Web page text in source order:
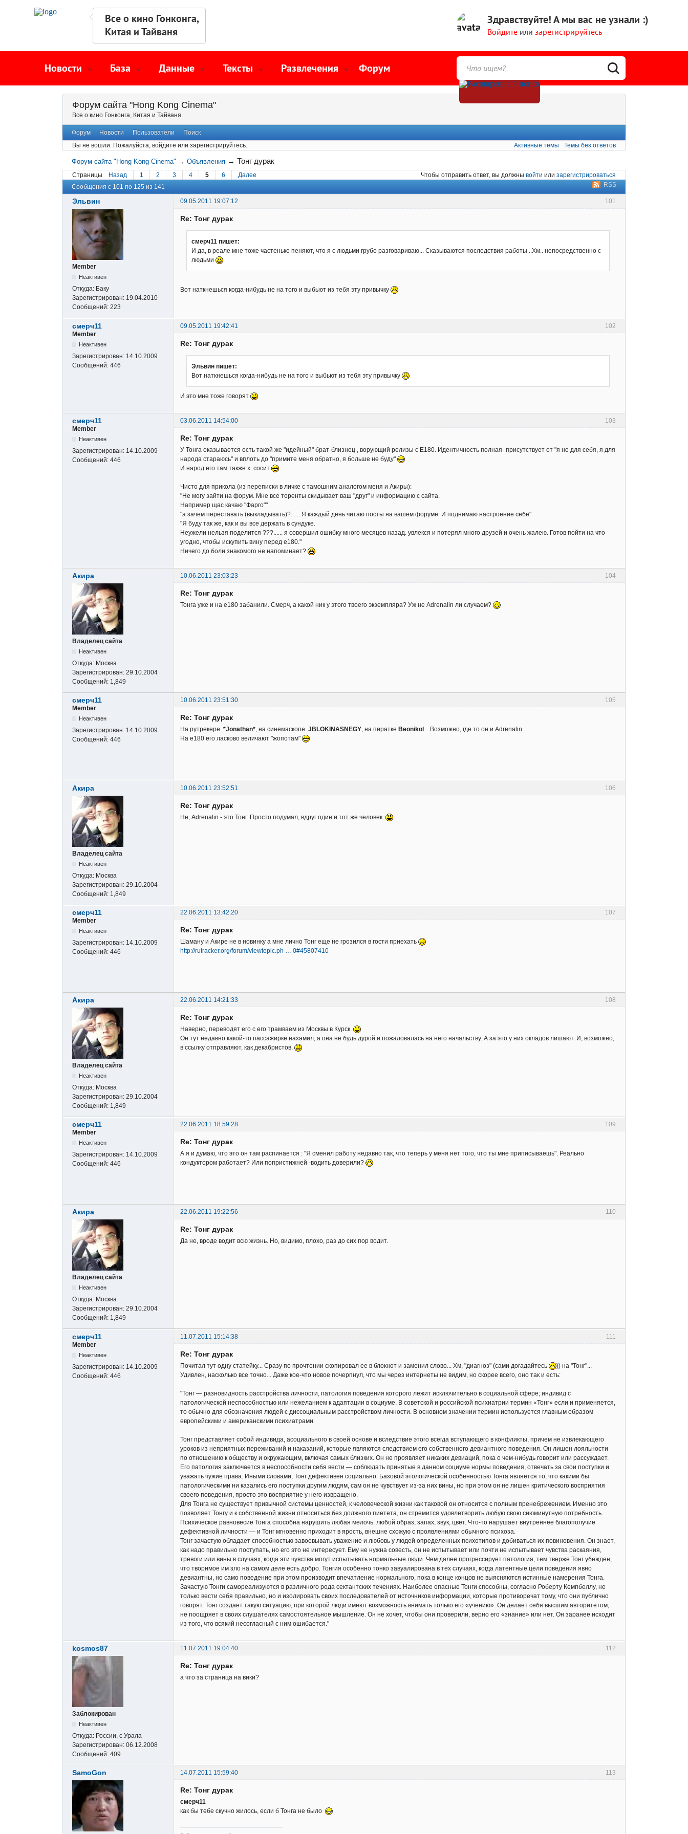
Все о кино Гонконга,
Китая и Тайваня
Здравствуйте!А мы вас не узнали :)
Войдите или зарегистрируйтесь
Новости База Данные Тексты Развлечения Форум
Форум сайта "Hong Kong Cinema"
Все о кино Гонконга, Китая и Тайваня
Форум Новости Пользователи
Поиск
Вы не вошли. Пожалуйста, войдите или зарегистрируйтесь. Активные темы Темы без ответов
Форум сайта "Hong Kong Cinema" →Объявления →Тонг дурак
Страницы Назад 1 2 3 4 5 6 Далее Чтобы отправить ответ, вы должны войти или зарегистрироваться
RSS
Сообщения с 101 по 125 из 141
101
Эльвин 09.05.2011 19:07:12
Member
Неактивен
Откуда: Баку
Зарегистрирован: 19.04.2010
Сообщений: 223
Re: Тонг дурак
смерч11 пишет:
И да, в реале мне тоже частенько пеняют, что я с людьми грубо разговариваю... Сказываются последствия работы ..Хм.. непосредственно с
людьми
Вот наткнешься когда-нибудь не на того и выбьют из тебя эту привычку
102
смерч11
09.05.2011 19:42:41
Member
Неактивен
Зарегистрирован: 14.10.2009
Сообщений: 446
Re: Тонг дурак
Эльвин пишет:
Вот наткнешься когда-нибудь не на того и выбьют из тебя эту привычку
И это мне тоже говорят
103
смерч11
03.06.2011 14:54:00
Member
Неактивен
Зарегистрирован: 14.10.2009
Сообщений: 446
Re: Тонг дурак
У Тонга оказывается есть такой же "идейный" брат-близнец , ворующий релизы с Е180. Идентичность полная- присутствует от "я не для себя, я для
народа стараюсь" и вплоть до "примите меня обратно, я больше не буду"
И народ его там также х..сосит
Чисто для прикола (из переписки в личке с тамошним аналогом меня и Акиры):
"Не могу зайти на форум. Мне все торенты скидывает ваш "друг" и информацию с сайта.
Например щас качаю "Фарго""
"а зачем переставать (выкладывать)?.......Я каждый день читаю посты на вашем форуме. И поднимаю настроение себе"
"Я буду так же, как и вы все держать в сундуке.
Неужели нельзя поделится ???...... я совершил ошибку много месяцев назад. увлекся и потерял много друзей и очень жалею. Готов пойти на что
угодно, чтобы искупить вину перед е180."
Ничего до боли знакомого не напоминает?
104
Акира 10.06.2011 23:03:23
Владелец сайта
Неактивен
Откуда: Москва
Зарегистрирован: 29.10.2004
Сообщений: 1,849
Re: Тонг дурак
Тонга уже и на e180 забанили. Смерч, а какой ник у этого твоего экземпляра? Уж не Adrenalin ли случаем?
105
смерч11
10.06.2011 23:51:30
Member
Неактивен
Зарегистрирован: 14.10.2009
Сообщений: 446
Re: Тонг дурак
На рутрекере *Jonathan*, на синемаскопе JBLOKINASNEGY, на пиратке Beonikol ... Возможно, где то он и Adrenalin
На е180 его ласково величают "жопотам"
106
Акира 10.06.2011 23:52:51
Владелец сайта
Неактивен
Откуда: Москва
Зарегистрирован: 29.10.2004
Сообщений: 1,849
Re: Тонг дурак
Не, Adrenalin - это Тонг. Просто подумал, вдруг один и тот же человек.
107
смерч11
22.06.2011 13:42:20
Member
Неактивен
Зарегистрирован: 14.10.2009
Сообщений: 446
Re: Тонг дурак
Шаману и Акире не в новинку а мне лично Тонг еще не грозился в гости приехать
http://rutracker.org/forum/viewtopic.ph … 0#45807410
108
Акира 22.06.2011 14:21:33
Владелец сайта
Неактивен
Откуда: Москва
Зарегистрирован: 29.10.2004
Сообщений: 1,849
Re: Тонг дурак
Наверно, переводят его с его трамваем из Москвы в Курск.
Он тут недавно какой-то пассажирке нахамил, а она не будь дурой и пожаловалась на него начальству. А за это у них окладов лишают. И, возможно,
в ссылку отправляют, как декабристов.
109
смерч11
22.06.2011 18:59:28
Member
Неактивен
Зарегистрирован: 14.10.2009
Сообщений: 446
Re: Тонг дурак
А я и думаю, что это он там распинается : "Я сменил работу недавно так, что теперь у меня нет того, что ты мне приписываешь". Реально
кондуктором работает? Или попристижней -водить доверили?
110
Акира 22.06.2011 19:22:56
Владелец сайта
Неактивен
Откуда: Москва
Зарегистрирован: 29.10.2004
Сообщений: 1,849
Re: Тонг дурак
Да не, вроде водит всю жизнь. Но, видимо, плохо, раз до сих пор водит.
111
смерч11
11.07.2011 15:14:38
Member
Неактивен
Зарегистрирован: 14.10.2009
Сообщений: 446
Re: Тонг дурак
Почитал тут одну статейку... Сразу по прочтении скопировал ее в блокнот и заменил слово... Хм, "диагноз" (сами догадайтесь
)) на "Тонг"...
Удивлен, насколько все точно... Даже кое-что новое почерпнул, что мы через интернеты не видим, но скорее всего, оно так и есть:
"Тонг — разновидность расстройства личности, патология поведения которого лежит исключительно в социальной сфере; индивид с
патологической неспособностью или нежеланием к адаптации в социуме. В советской и российской психиатрии термин «Тонг» если и применяется,
то обычно для обозначения людей с диссоциальным расстройством личности. В основном значении термин используется главным образом
европейскими и американскими психиатрами.
Тонг представляет собой индивида, асоциального в своей основе и вследствие этого всегда вступающего в конфликты, причем не извлекающего
уроков из неприятных переживаний и наказаний, которые являются следствием его собственного девиантного поведения. Он лишен лояльности
по отношению к обществу и окружающим, включая самых близких. Он не проявляет никаких девиаций, пока о чем-нибудь говорит или рассуждает.
Его патология заключается в неспособности себя вести — соблюдать принятые в данном социуме нормы поведения, отвечать за свои поступки и
уважать чужие права. Иными словами, Тонг дефективен социально. Базовой этологической особенностью Тонга является то, что какими бы
патологическими ни казались его поступки другим людям, сам он не чувствует из-за них вины, но при этом он не лишен критического восприятия
своего поведения, просто это восприятие у него извращено.
Для Тонга не существует привычной системы ценностей, к человеческой жизни как таковой он относится с полным пренебрежением. Именно это
позволяет Тонгу и к собственной жизни относиться без должного пиетета, он стремится удовлетворить любую свою сиюминутную потребность.
Психическое равновесие Тонга способна нарушить любая мелочь: любой образ, запах, звук, цвет. Что-то нарушает внутреннее благополучие
дефективной личности — и Тонг мгновенно приходит в ярость, внешне схожую с проявлениями обычного психоза.
Тонг зачастую обладает способностью завоевывать уважение и любовь у людей определенных психотипов и добиваться их повиновения. Он знает,
как надо правильно поступать, но его это не интересует. Ему не нужна совесть, он не испытывает или почти не испытывает чувства раскаяния,
тревоги или вины в случаях, когда эти чувства могут испытывать нормальные люди. Чем далее прогрессирует патология, тем тверже Тонг убежден,
что творимое им зло на самом деле есть добро. Тонгия особенно тонко завуалирована в тех случаях, когда латентные цели поведения явно
девиантны, но само поведение при этом производит впечатление нормального, пока в конце концов не выясняются истинные намерения Тонга.
Зачастую Тонги самореализуются в различного рода сектантских течениях. Наиболее опасные Тонги способны, согласно Роберту Кемпбеллу, не
только вести себя правильно, но и изолировать своих последователей от источников информации, которые противоречат тому, что они публично
говорят. Тонг создает такую ситуацию, при которой люди имеют возможность внимать только его «учению». Он делает себя высшим авторитетом,
не поощряет в своих слушателях самостоятельное мышление. Он не хочет, чтобы они проверили, верно его «знание» или нет. Он заранее исходит
из того, что всякий несогласный с ним ошибается."
112
kosmos87 11.07.2011 19:04:40
Заблокирован
Неактивен
Откуда: России, с Урала
Зарегистрирован: 06.12.2008
Сообщений: 409
Re: Тонг дурак
а что за страница на вики?
113
SamoGon 14.07.2011 15:59:40
Re: Тонг дурак
смерч11
как бы тебе скучно жилось, если б Тонга не было